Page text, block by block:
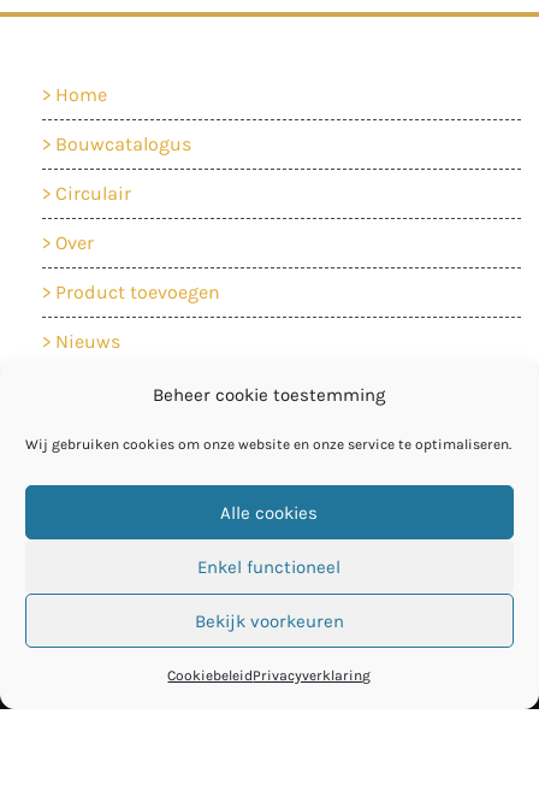
Beheer cookie toestemming
Wij gebruiken cookies om onze website en onze service te optimaliseren.
Alle cookies
Enkel functioneel
Bekijk voorkeuren
CookiebeleidPrivacyverklaring
Home
Bouwcatalogus
Circulair
Over
Product toevoegen
Nieuws
Cookiebeleid
Privacyverklaring